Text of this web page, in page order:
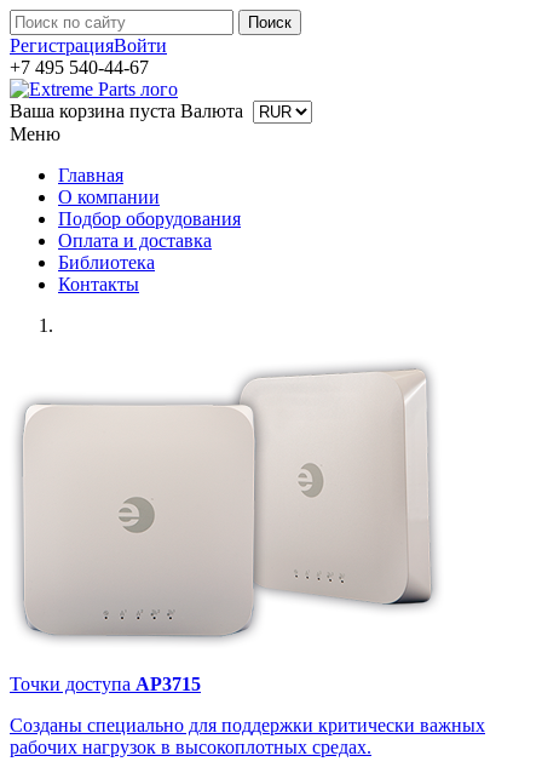
РегистрацияВойти
+7 495 540-44-67
Ваша корзина пуста Валюта
Меню
Главная
О компании
Подбор оборудования
Оплата и доставка
Библиотека
Контакты
Точки доступа AP3715
Созданы специально для поддержки критически важных
рабочих нагрузок в высокоплотных средах.